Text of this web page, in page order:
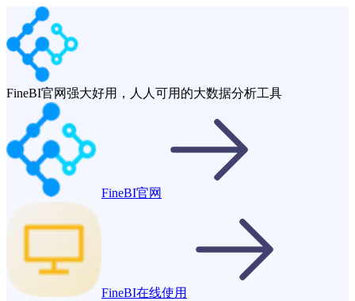
FineBI官网强大好用，人人可用的大数据分析工具
FineBI官网
FineBI在线使用